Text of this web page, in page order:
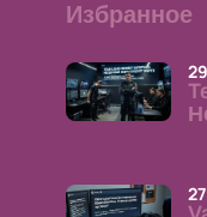
Избранное